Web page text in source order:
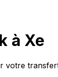
à Xe
votre